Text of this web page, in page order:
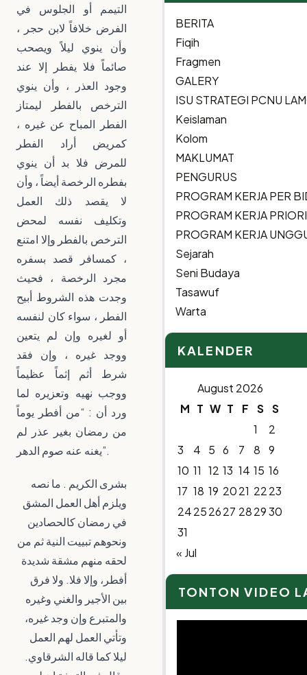
التيمم أو الجلوس في
الفرض خلافاً لابن حجر ،
وأن ينوي ليلاً ويصحب
صائماً فلا يفطر إلا عند
وجود العذر ، وأن ينوي
الترخص بالفطر ليمتاز
الفطر المباح عن غيره ،
كمريض أراد الفطر
للمرض فلا بد أن ينوي
بفطره الرخصة أيضاً ، وأن
لا يقصد ذلك العمل
وتكليف نفسه لمحض
الترخص بالفطر وإلا امتنع
، كمسافر قصد بسفره
مجرد الرخصة ، فحيث
وجدت هذه الشروط أبيح
الفطر ، سواء كان لنفسه
أو لغيره وإن لم يتعين
ووجد غيره ، وإن فقد
شرط أثم إثماً عظيماً
ووجب نهيه وتعزيره لما
ورد أن : “من أفطر يوماً
من رمضان بغير عذر لم
يغنه عنه صوم الدهر”.
بشرى الكريم . ما نصه
ويلزم أهل العمل المشق
في رمضان كالحصادين
ونحوهم تبييت النية ثم من
لحقه منهم مشقة شديدة
أفطر، وإلا فلا. ولا فرق
بين الأجير والغني وغيره
والمتبرع وإن وجد غيره،
وتأتي العمل لهم العمل
ليلا كما قاله الشرقاوي.
BERITA
Fiqih
Fragmen
GALERY
ISU STRATEGI PCNU
Keislaman
Kolom
MAKLUMAT
PENGURUS
PROGRAM KERJA PER
PROGRAM KERJA
PROGRAM KERJA
Sejarah
Seni Budaya
Tasawuf
Warta
KALENDER
August 2026
M T W T F S S
1
2
3
4 5 6 7 8
9
10 11 12 13 14 15 16
17 18 19 2021 2223
24252627 282930
31
« Jul
TONTON VIDEO